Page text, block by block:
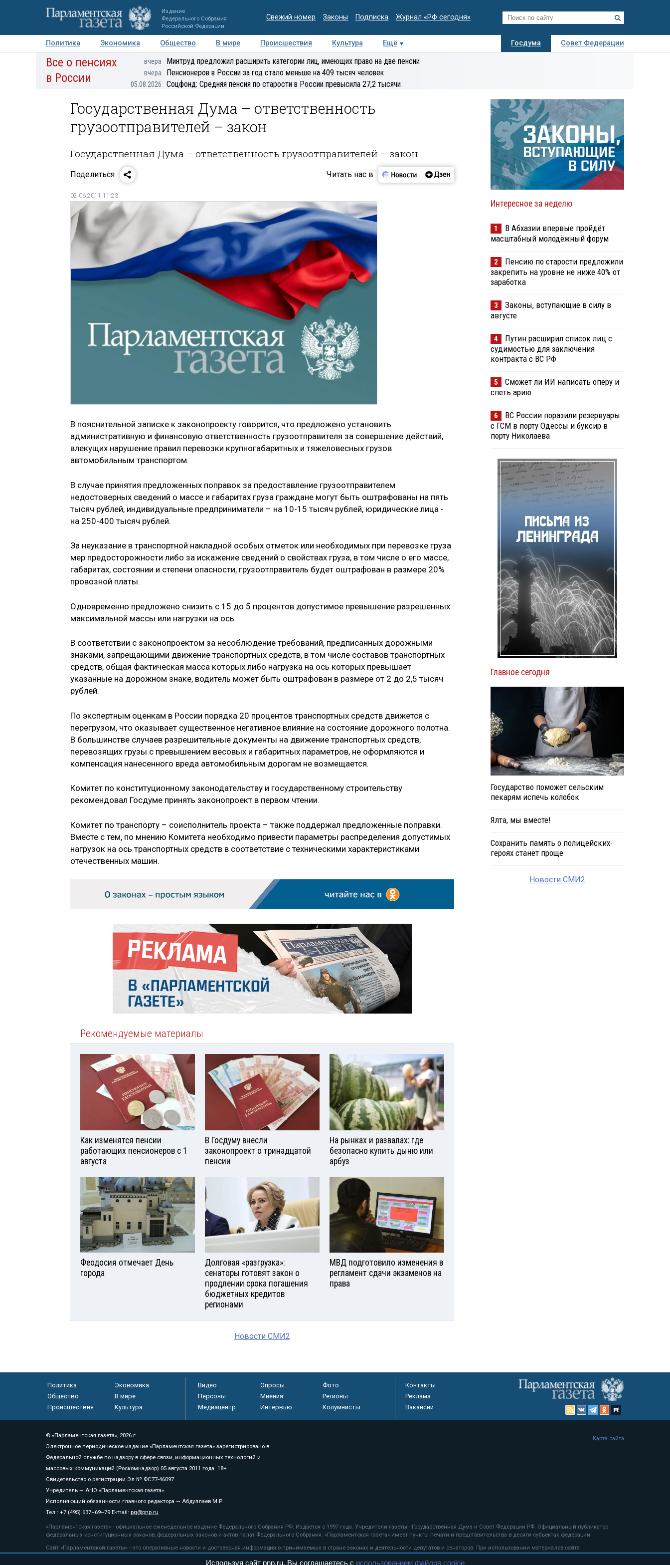
Издание
Федерального Собрания
Российской Федерации
Свежий номер Законы Подписка Журнал «РФ сегодня»
Политика Экономика Общество В мире Происшествия Культура Ещё Госдума
Совет Федерации
Авторы Персоны Мнения Регионы Медиацентр Интервью Колумнисты
Деловая
Все о пенсиях
в России
вчера Минтруд предложил расширить категории лиц, имеющих право на две пенсии
вчера Пенсионеров в России за год стало меньше на 409 тысяч человек
05.08.2026 Соцфонд: Средняя пенсия по старости в России превысила 27,2 тысячи
Государственная Дума – ответственность
грузоотправителей – закон
Государственная Дума – ответственность грузоотправителей – закон
Поделиться Читать нас в
02.06.2011 11:23
В пояснительной записке к законопроекту говорится, что предложено установить
административную и финансовую ответственность грузоотправителя за совершение действий,
влекущих нарушение правил перевозки крупногабаритных и тяжеловесных грузов
автомобильным транспортом.
В случае принятия предложенных поправок за предоставление грузоотправителем
недостоверных сведений о массе и габаритах груза граждане могут быть оштрафованы на пять
тысяч рублей, индивидуальные предприниматели – на 10-15 тысяч рублей, юридические лица -
на 250-400 тысяч рублей.
За неуказание в транспортной накладной особых отметок или необходимых при перевозке груза
мер предосторожности либо за искажение сведений о свойствах груза, в том числе о его массе,
габаритах, состоянии и степени опасности, грузоотправитель будет оштрафован в размере 20%
провозной платы.
Одновременно предложено снизить с 15 до 5 процентов допустимое превышение разрешенных
максимальной массы или нагрузки на ось.
В соответствии с законопроектом за несоблюдение требований, предписанных дорожными
знаками, запрещающими движение транспортных средств, в том числе составов транспортных
средств, общая фактическая масса которых либо нагрузка на ось которых превышает
указанные на дорожном знаке, водитель может быть оштрафован в размере от 2 до 2,5 тысяч
рублей.
По экспертным оценкам в России порядка 20 процентов транспортных средств движется с
перегрузом, что оказывает существенное негативное влияние на состояние дорожного полотна.
В большинстве случаев разрешительные документы на движение транспортных средств,
перевозящих грузы с превышением весовых и габаритных параметров, не оформляются и
компенсация нанесенного вреда автомобильным дорогам не возмещается.
Комитет по конституционному законодательству и государственному строительству
рекомендовал Госдуме принять законопроект в первом чтении.
Комитет по транспорту – соисполнитель проекта – также поддержал предложенные поправки.
Вместе с тем, по мнению Комитета необходимо привести параметры распределения допустимых
нагрузок на ось транспортных средств в соответствие с техническими характеристиками
отечественных машин.
Рекомендуемые материалы
Как изменятся пенсии
работающих пенсионеров с 1
августа
В Госдуму внесли
законопроект о тринадцатой
пенсии
На рынках и развалах: где
безопасно купить дыню или
арбуз
Феодосия отмечает День
города
Долговая «разгрузка»:
сенаторы готовят закон о
продлении срока погашения
бюджетных кредитов
регионами
МВД подготовило изменения в
регламент сдачи экзаменов на
права
Новости СМИ2
Интересное за неделю
1
В Абхазии впервые пройдёт
масштабный молодёжный форум
2
Пенсию по старости предложили
закрепить на уровне не ниже 40% от
заработка
3
Законы, вступающие в силу в
августе
4
Путин расширил список лиц с
судимостью для заключения
контракта с ВС РФ
5
Сможет ли ИИ написать оперу и
спеть арию
6
ВС России поразили резервуары
с ГСМ в порту Одессы и буксир в
порту Николаева
Главное сегодня
Государство поможет сельским
пекарям испечь колобок
Ялта, мы вместе!
Сохранить память о полицейских-
героях станет проще
Новости СМИ2
Политика
Экономика
Общество
В мире
Происшествия
Культура
Видео Опросы
Фото
Персоны
Мнения
Регионы
Медиацентр
Интервью Колумнисты
Контакты
Реклама
Вакансии
© «Парламентская газета», 2026 г.
Электронное периодическое издание «Парламентская газета» зарегистрировано в
Федеральной службе по надзору в сфере связи, информационных технологий и
массовых коммуникаций (Роскомнадзор) 05 августа 2011 года. 18+
Свидетельство о регистрации Эл № ФС77-46097
Учредитель — АНО «Парламентская газета»
Исполняющий обязанности главного редактора — Абдуллаев М.Р.
Тел.: +7 (495) 637–69–79 E-mail: pg@pnp.ru
«Парламентская газета» - официальное еженедельное издание Федерального Собрания РФ. Издается с 1997 года. Учредители газеты - Государственная Дума и Совет Федерации РФ. Официальный публикатор
федеральных конституционных законов, федеральных законов и актов палат Федерального Собрания. «Парламентская газета» имеет пункты печати и представительства в десяти субъектах федерации.
Сайт «Парламентской газеты» - это оперативные новости и достоверная информация о принимаемых в стране законах и деятельности депутатов и сенаторов. При использовании материалов сайта
«Парламентской газеты» активная ссылка на pnp.ru обязательна.
Карта сайта
Используя сайт pnp.ru, Вы соглашаетесь с использованием файлов cookie